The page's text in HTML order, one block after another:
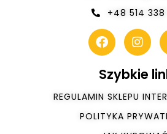
+48 514 338
Szybkie
REGULAMIN SKLEPU
POLITYKA